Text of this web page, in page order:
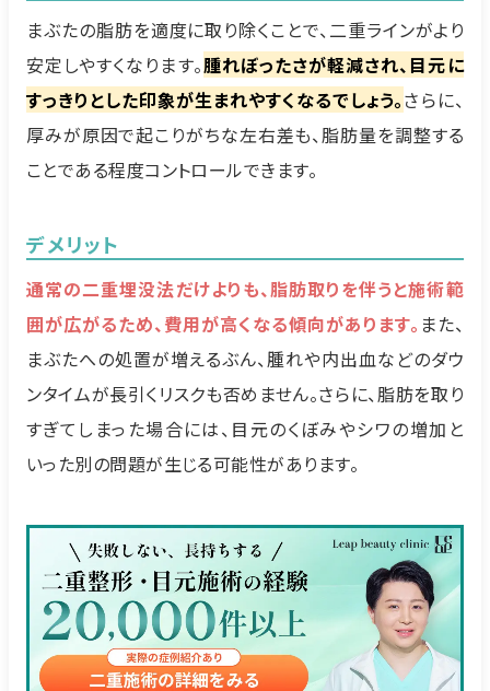
まぶたの脂肪を適度に取り除くことで、二重ラインがより
安定しやすくなります。腫れぼったさが軽減され、目元に
すっきりとした印象が生まれやすくなるでしょう。さらに、
厚みが原因で起こりがちな左右差も、脂肪量を調整する
ことである程度コントロールできます。
デメリット
通常の二重埋没法だけよりも、脂肪取りを伴うと施術範
囲が広がるため、費用が高くなる傾向があります。 また、
まぶたへの処置が増えるぶん、腫れや内出血などのダウ
ンタイムが長引くリスクも否めません。さらに、脂肪を取り
すぎてしまった場合には、目元のくぼみやシワの増加と
いった別の問題が生じる可能性があります。